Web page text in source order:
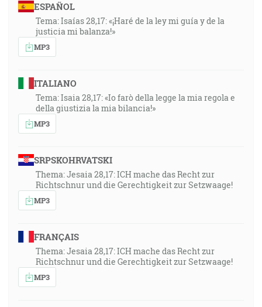
ESPAÑOL
Tema: Isaías 28,17: «¡Haré de la ley mi guía y de la
justicia mi balanza!»
MP3
ITALIANO
Tema: Isaia 28,17: «Io farò della legge la mia regola e
della giustizia la mia bilancia!»
MP3
SRPSKOHRVATSKI
Thema: Jesaia 28,17: ICH mache das Recht zur
Richtschnur und die Gerechtigkeit zur Setzwaage!
MP3
FRANÇAIS
Thema: Jesaia 28,17: ICH mache das Recht zur
Richtschnur und die Gerechtigkeit zur Setzwaage!
MP3